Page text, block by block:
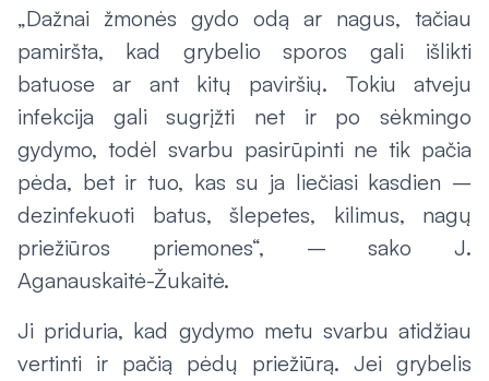
„Dažnai žmonės gydo odą ar nagus, tačiau
pamiršta, kad grybelio sporos gali išlikti
batuose ar ant kitų paviršių. Tokiu atveju
infekcija gali sugrįžti net ir po sėkmingo
gydymo, todėl svarbu pasirūpinti ne tik pačia
pėda, bet ir tuo, kas su ja liečiasi kasdien –
dezinfekuoti batus, šlepetes, kilimus, nagų
priežiūros priemones“, – sako J.
Aganauskaitė-Žukaitė.
Ji priduria, kad gydymo metu svarbu atidžiau
vertinti ir pačią pėdų priežiūrą. Jei grybelis